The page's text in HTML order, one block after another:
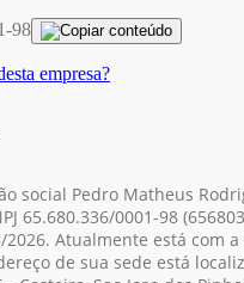
98
empresa?
social Pedro Matheus
65.680.336/0001-98
Atualmente está com a
de sua sede está